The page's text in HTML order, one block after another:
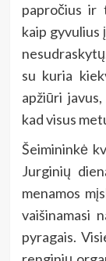
papročius ir
kaip gyvulius
su kuria
apžiūri
kad visus
Šeimininkė
Jurginių
menamos
vaišinamasi
pyragais.